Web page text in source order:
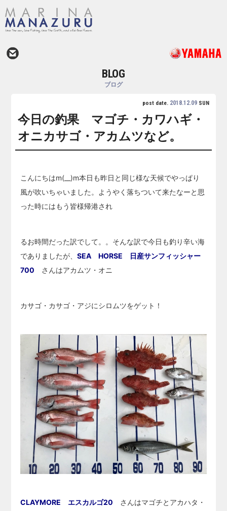
BLOG
ブログ
post date. 2018.12.09SUN
今日の釣果 マゴチ・カワハギ・
オニカサゴ・アカムツなど。
こんにちはm(__)m本日も昨日と同じ様な天候でやっぱり
風が吹いちゃいました。ようやく落ちついて来たなーと思
った時にはもう皆様帰港され
るお時間だった訳でして。。そんな訳で今日も釣り辛い海
でありましたが、SEA HORSE 日産サンフィッシャー
700 さんはアカムツ・オニ
カサゴ・カサゴ・アジにシロムツをゲット！
CLAYMORE エスカルゴ20 さんはマゴチとアカハタ・